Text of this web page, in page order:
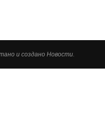
и создано Новости.